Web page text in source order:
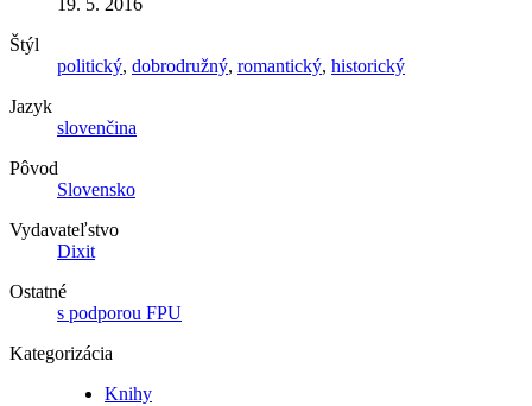
19. 5. 2016
Štýl
politický, dobrodružný, romantický, historický
Jazyk
slovenčina
Pôvod
Slovensko
Vydavateľstvo
Dixit
Ostatné
s podporou FPU
Kategorizácia
Knihy